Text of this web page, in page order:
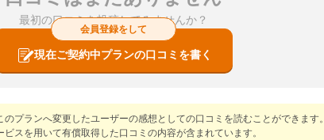
最初の口コミを投稿してみませんか？
会員登録をして
現在ご契約中プランの口コミを書く
プランへ変更したユーザーの感想としての口コミを読むことができます。
スを用いて有償取得した口コミの内容が含まれています。